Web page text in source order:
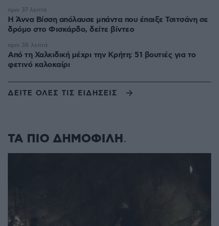
Η Άννα Βίσση απόλαυσε μπάντα που έπαιξε Τσιτσάνη σε
δρόμο στο Φισκάρδο, δείτε βίντεο
πριν 37 λεπτά
Από τη Χαλκιδική μέχρι την Κρήτη: 51 βουτιές για το
φετινό καλοκαίρι
πριν 38 λεπτά
ΔΕΙΤΕ ΟΛΕΣ ΤΙΣ ΕΙΔΗΣΕΙΣ
ΤΑ ΠΙΟ ΔΗΜΟΦΙΛΗ